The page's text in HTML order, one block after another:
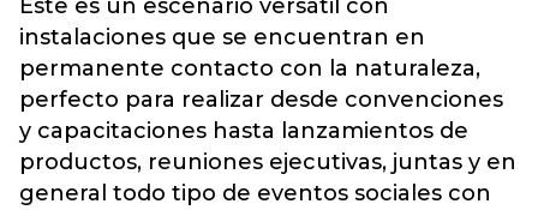
Este es un escenario versátil con
instalaciones que se encuentran en
permanente contacto con la naturaleza,
perfecto para realizar desde convenciones
y capacitaciones hasta lanzamientos de
productos, reuniones ejecutivas, juntas y en
general todo tipo de eventos sociales con